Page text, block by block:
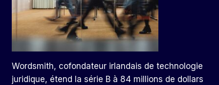
Wordsmith, cofondateur irlandais de technologie
juridique, étend la série B à 84 millions de dollars